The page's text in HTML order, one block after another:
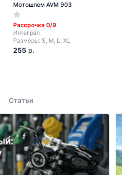
Мотошлем AVM 903
Рассрочка 0/9
Интеграл
Размеры: S, M, L, XL
255 р.
Статьи